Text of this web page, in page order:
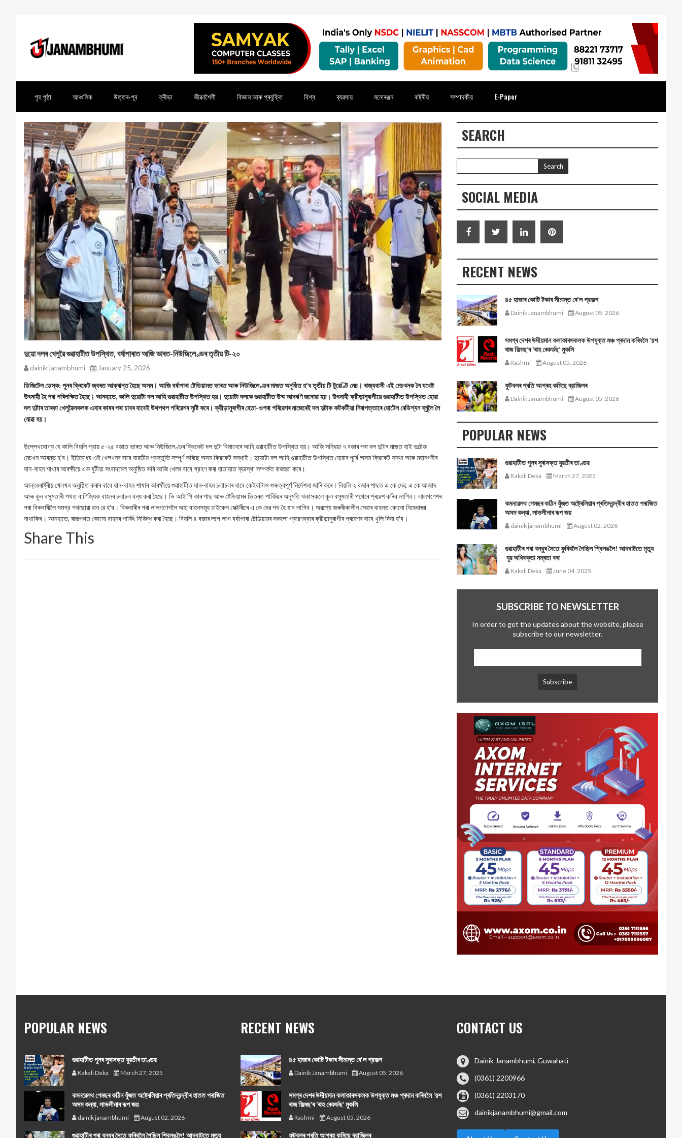
গৃহ পৃষ্ঠা আঞ্চলিক উত্তৰ-পূব ক্ৰীড়া জীৱনশৈলী বিজ্ঞান আৰু প্ৰযুক্তি বিশ্ব ব্যৱসায় মনোৰঞ্জন ৰাষ্ট্ৰীয় সম্পাদকীয় E-Paper
দুয়ো দলৰ খেলুৱৈ গুৱাহাটীত উপস্থিত, বর্ষাপাৰাত আজি ভাৰত-নিউজিলেণ্ডৰ তৃতীয় টি-২০
dainik janambhumi January 25, 2026
ডিজিটেল ডেস্ক: পুনৰ ক্ৰিকেট জ্বৰত আক্ৰান্ত হৈছে অসম। আজি বর্ষাপাৰা ষ্টেডিয়ামত ভাৰত আৰু নিউজিলেণ্ডৰ মাজত অনুষ্ঠিত হ'ব তৃতীয় টি টুৱেণ্টি মেচ। ৰাজ্যবাসী এই মেচখনক লৈ যথেষ্ট
উৎসাহী হৈ পৰা পৰিলক্ষিত হৈছে। আনহাতে, কালি দুয়োটা দল আহি গুৱাহাটীত উপস্থিত হয়। দুয়োটা দলকে গুৱাহাটীত উষ্ম আদৰণি জনোৱা হয়। উৎসাহী ক্রীড়ানুৰাগীয়ে গুৱাহাটীত উপস্থিত হোৱা
দল দুটাৰ তাৰকা খেলুৱৈসকলক এবাৰ কাষৰ পৰা চাবৰ বাবেই উথপথপ পৰিৱেশৰ সৃষ্টি কৰে। ক্রীড়ানুৰাগীৰ হেতা-ওপৰা পৰিৱেশৰ মাজেৰেই দল দুটাক কটকটীয়া নিৰাপত্তাৰে হোটেল ৰেডিশ্যন ব্লুলৈ লৈ
যোৱা হয়।
উল্লেখযোগ্য যে কালি বিয়লি প্রায় ৫-২৫ বজাত ভাৰত আৰু নিউজিলেণ্ডৰ ক্রিকেট দল দুটা বিমানেৰে আহি গুৱাহাটীত উপস্থিত হয়। আজি সন্ধিয়া ৭ বজাৰ পৰা দল দুটাৰ মাজত হাই ভল্টেজ
মেচখন আৰম্ভ হ'ব। ইতিমধ্যে এই খেলখনৰ বাবে যাৱতীয় প্রস্তুতি সম্পূৰ্ণ কৰিছে অসম ক্রিকেট সন্থাই। দুয়োটা দল আহি গুৱাহাটীত উপস্থিত হোৱাৰ পূৰ্বে অসম ক্রিকেট সন্থা আৰু মহানগৰীৰ
যান-বাহন শাখাৰ আৰক্ষীয়ে এক যুটীয়া সংবাদমেল অনুষ্ঠিত কৰি আজি খেলৰ বাবে গ্রহণ কৰা যাতায়াত ব্যৱস্থা সম্পৰ্কত ৰাজহুৱা কৰে।
আন্তঃৰাষ্ট্ৰীয় খেলখন অনুষ্ঠিত কৰাৰ বাবে যান-বাহন শাখাৰ আৰক্ষীয়ে গুৱাহাটীত যান-বাহন চলাচলৰ বাবে কেইবাটাও গুৰুত্বপূৰ্ণ নিৰ্দেশনা জাৰি কৰে। বিয়লি ২ বজাৰ পাছত এ কে দেৱ, এ কে আজাদ
আৰু কুল বসুমতাৰী পথত বাণিজ্যিক বাহনৰ চলাচল বন্ধ কৰা হৈছে। ভি আই পি কাৰ পাছ আৰু ষ্টেডিয়ামৰ ভিতৰত পাৰ্কিঙৰ অনুমতি থকাসকলে কুল বসুমতাৰী পথেৰে প্ৰৱেশ কৰিব লাগিব। লালগণেশৰ
পৰা বিৰুবাৰীলৈ সমগ্র পথছোৱা ৱান ৱে হ'ব। বিৰুবাৰীৰ পৰা লালগণেশলৈ অহা বাহনসমূহ চাইকেল ফেক্টৰীৰে এ কে দেৱ পথ হৈ যাব লাগিব। অৱশ্যে জৰুৰীকালীন সেৱাৰ বাহনত কোনো নিষেধাজ্ঞা
নাথাকিব। আনহাতে, ৰাজপথত কোনো বাহনৰ পার্কিং নিষিদ্ধ কৰা হৈছে। বিয়লি ৪ বজাৰ লগে লগে বর্ষাপাৰা ষ্টেডিয়ামৰ সকলো প্ৰৱেশদ্বাৰ ক্রীড়ানুৰাগীৰ প্ৰৱেশৰ বাবে খুলি দিয়া হ'ব।
Share This
SEARCH
SOCIAL MEDIA
RECENT NEWS
৪৫ হাজাৰ কোটি টকাৰ সীমান্ত ৰে'ল প্রকল্প
Dainik Janambhumi August 05, 2026
সমগ্ৰ দেশৰ উদীয়মান কলাকাৰসকলক উপযুক্ত মঞ্চ প্ৰদান কৰিবলৈ ‘য়শ
ৰাজ ফিল্মছ’ৰ ‘ৰাহ ৰেকৰ্ডছ’ মুকলি
Rashmi August 05, 2026
ফুটবলৰ প্ৰতি আগ্ৰহ কমিছে ব্রাজিলৰ
Dainik Janambhumi August 05, 2026
POPULAR NEWS
গুৱাহাটীত পুনৰ সুৰাসক্ত যুৱতীৰ তাণ্ডৱ
Kakali Deka March 27, 2025
কমনৱেলথ গেমছৰ কঠিন যুঁজত অষ্ট্ৰেলিয়াৰ প্ৰতিদ্বন্দ্বীৰ হাতত পৰাজিত
অসম কন্যা, লাভলীনাৰ ৰূপ জয়
dainik janambhumi August 02, 2026
গুৱাহাটীৰ পৰা বন্ধুৰ সৈতে ফুৰিবলৈ গৈছিল শ্বিলঙলৈ! আদবাটতে মৃত্যু
যুৱ অধিবক্তা নম্ৰতা বৰা
Kakali Deka June 04, 2025
SUBSCRIBE TO NEWSLETTER
In order to get the updates about the website, please
subscribe to our newsletter.
POPULAR NEWS
গুৱাহাটীত পুনৰ সুৰাসক্ত যুৱতীৰ তাণ্ডৱ
Kakali Deka March 27, 2025
কমনৱেলথ গেমছৰ কঠিন যুঁজত অষ্ট্ৰেলিয়াৰ প্ৰতিদ্বন্দ্বীৰ হাতত পৰাজিত
অসম কন্যা, লাভলীনাৰ ৰূপ জয়
dainik janambhumi August 02, 2026
গুৱাহাটীৰ পৰা বন্ধুৰ সৈতে ফুৰিবলৈ গৈছিল শ্বিলঙলৈ! আদবাটতে মৃত্যু
RECENT NEWS
৪৫ হাজাৰ কোটি টকাৰ সীমান্ত ৰে'ল প্রকল্প
Dainik Janambhumi August 05, 2026
সমগ্ৰ দেশৰ উদীয়মান কলাকাৰসকলক উপযুক্ত মঞ্চ প্ৰদান কৰিবলৈ ‘য়শ
ৰাজ ফিল্মছ’ৰ ‘ৰাহ ৰেকৰ্ডছ’ মুকলি
Rashmi August 05, 2026
ফুটবলৰ প্ৰতি আগ্ৰহ কমিছে ব্রাজিলৰ
CONTACT US
Dainik Janambhumi, Guwahati
(0361) 2200966
(0361) 2203170
dainikjanambhumi@gmail.com